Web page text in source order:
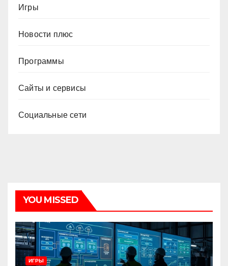
Игры
Новости плюс
Программы
Сайты и сервисы
Социальные сети
YOU MISSED
ИГРЫ